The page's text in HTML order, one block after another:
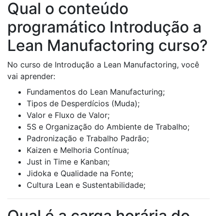
Qual o conteúdo
programático Introdução a
Lean Manufactoring curso?
No curso de Introdução a Lean Manufactoring, você
vai aprender:
Fundamentos do Lean Manufacturing;
Tipos de Desperdícios (Muda);
Valor e Fluxo de Valor;
5S e Organização do Ambiente de Trabalho;
Padronização e Trabalho Padrão;
Kaizen e Melhoria Contínua;
Just in Time e Kanban;
Jidoka e Qualidade na Fonte;
Cultura Lean e Sustentabilidade;